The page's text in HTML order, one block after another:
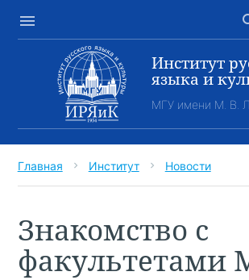
menu
Институт
языка и
МГУ имени М. В.
Главная chevron_right Институт chevron_right Новости
Знакомство с
факультетами